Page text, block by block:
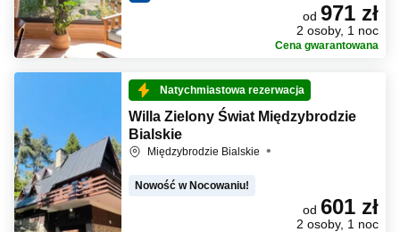
od 971 zł
2 osoby, 1 noc
Cena gwarantowana
Natychmiastowa rezerwacja
Willa Zielony Świat Międzybrodzie
Bialskie
Międzybrodzie Bialskie
Nowość w Nocowaniu!
od 601 zł
2 osoby, 1 noc